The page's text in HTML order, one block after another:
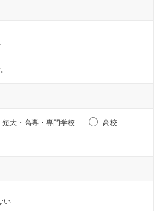
短大・高専・専門学校
高校
い